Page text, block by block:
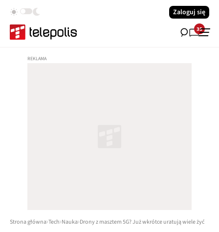
Zaloguj się
35
Strona główna Tech Nauka Drony z masztem 5G? Już wkrótce uratują wiele żyć